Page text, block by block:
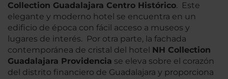
Collection Guadalajara Centro Histórico. Este
elegante y moderno hotel se encuentra en un
edificio de época con fácil acceso a museos y
lugares de interés. Por otra parte, la fachada
contemporánea de cristal del hotel NH Collection
Guadalajara Providencia se eleva sobre el corazón
del distrito financiero de Guadalajara y proporciona